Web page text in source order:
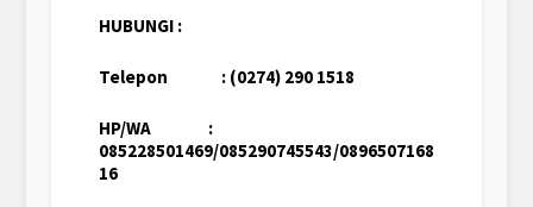
HUBUNGI :
Telepon : (0274) 290 1518
HP/WA :
085228501469/085290745543/0896507168
16